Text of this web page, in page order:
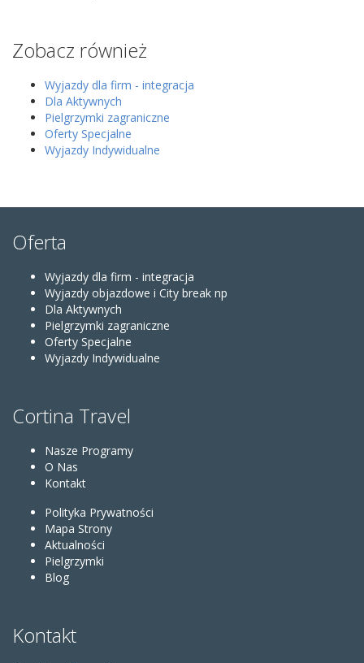
Zobacz również
Wyjazdy dla firm - integracja
Dla Aktywnych
Pielgrzymki zagraniczne
Oferty Specjalne
Wyjazdy Indywidualne
Oferta
Wyjazdy dla firm - integracja
Wyjazdy objazdowe i City break np
Dla Aktywnych
Pielgrzymki zagraniczne
Oferty Specjalne
Wyjazdy Indywidualne
Cortina Travel
Nasze Programy
O Nas
Kontakt
Polityka Prywatności
Mapa Strony
Aktualności
Pielgrzymki
Blog
Kontakt